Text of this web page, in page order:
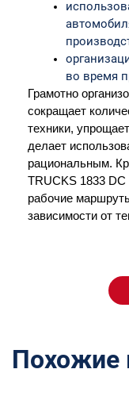
во время
Грамотно
сокращает
техники,
делает
рациональным.
TRUCKS 1833 DC
рабочие
зависимости от
Похожие